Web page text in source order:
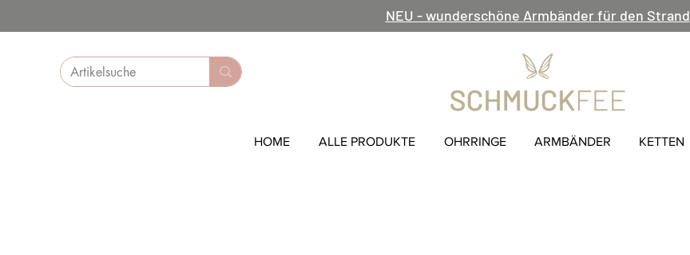
NEU - wunderschöne Armbänder für den Strand
HOME ALLE PRODUKTE OHRRINGE ARMBÄNDER KETTEN